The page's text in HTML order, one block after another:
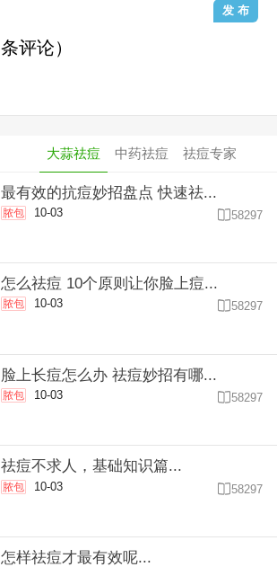
条评论）
大蒜祛痘 中药祛痘 祛痘专家
最有效的抗痘妙招盘点 快速祛...
脓包 10-03 58297
怎么祛痘 10个原则让你脸上痘...
脓包 10-03 58297
脸上长痘怎么办 祛痘妙招有哪...
脓包 10-03 58297
祛痘不求人，基础知识篇...
脓包 10-03 58297
怎样祛痘才最有效呢...